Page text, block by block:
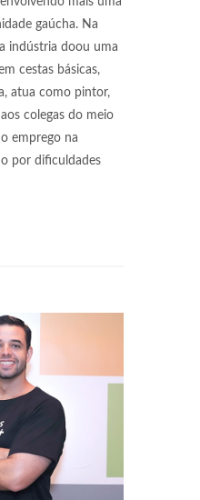
gaúcha. Na
indústria doou uma
cestas básicas,
atua como pintor,
colegas do meio
emprego na
por dificuldades